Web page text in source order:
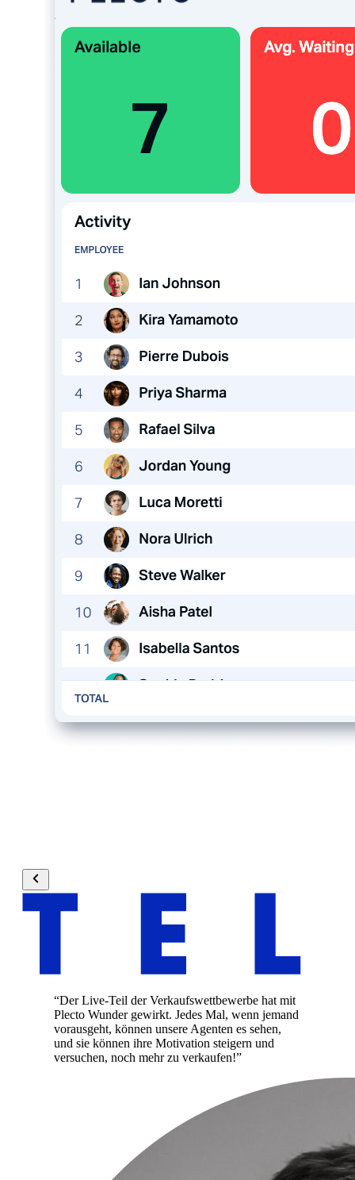
“Der Live-Teil der Verkaufswettbewerbe hat mit
Plecto Wunder gewirkt. Jedes Mal, wenn jemand
vorausgeht, können unsere Agenten es sehen,
und sie können ihre Motivation steigern und
versuchen, noch mehr zu verkaufen!”